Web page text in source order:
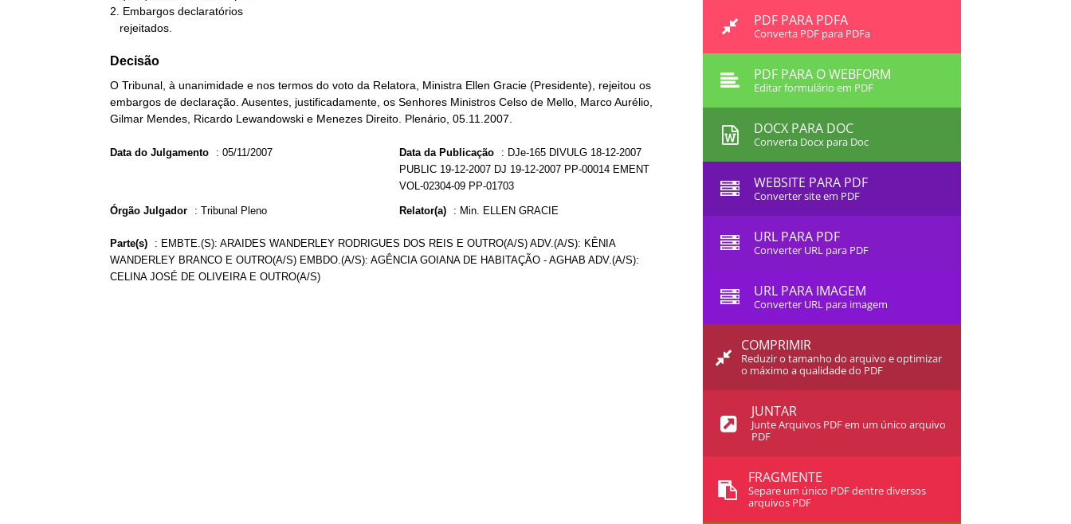
2. Embargos declaratórios
   rejeitados.
Decisão
O Tribunal, à unanimidade e nos termos do voto da Relatora, Ministra Ellen Gracie (Presidente), rejeitou os
embargos de declaração. Ausentes, justificadamente, os Senhores Ministros Celso de Mello, Marco Aurélio,
Gilmar Mendes, Ricardo Lewandowski e Menezes Direito. Plenário, 05.11.2007.
Data do Julgamento : 05/11/2007 Data da Publicação : DJe-165 DIVULG 18-12-2007
PUBLIC 19-12-2007 DJ 19-12-2007 PP-00014 EMENT
VOL-02304-09 PP-01703
Órgão Julgador : Tribunal Pleno Relator(a) : Min. ELLEN GRACIE
Parte(s) : EMBTE.(S): ARAIDES WANDERLEY RODRIGUES DOS REIS E OUTRO(A/S) ADV.(A/S): KÊNIA
WANDERLEY BRANCO E OUTRO(A/S) EMBDO.(A/S): AGÊNCIA GOIANA DE HABITAÇÃO - AGHAB ADV.(A/S):
CELINA JOSÉ DE OLIVEIRA E OUTRO(A/S)
PDF PARA PDFA
Converta PDF para PDFa
PDF PARA O WEBFORM
Editar formulário em PDF
DOCX PARA DOC
Converta Docx para Doc
WEBSITE PARA PDF
Converter site em PDF
URL PARA PDF
Converter URL para PDF
URL PARA IMAGEM
Converter URL para imagem
COMPRIMIR
Reduzir o tamanho do arquivo e optimizar
o máximo a qualidade do PDF
JUNTAR
Junte Arquivos PDF em um único arquivo
PDF
FRAGMENTE
Separe um único PDF dentre diversos
arquivos PDF